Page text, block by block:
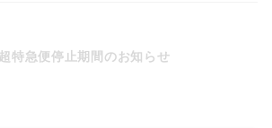
特急便停止期間のお知らせ